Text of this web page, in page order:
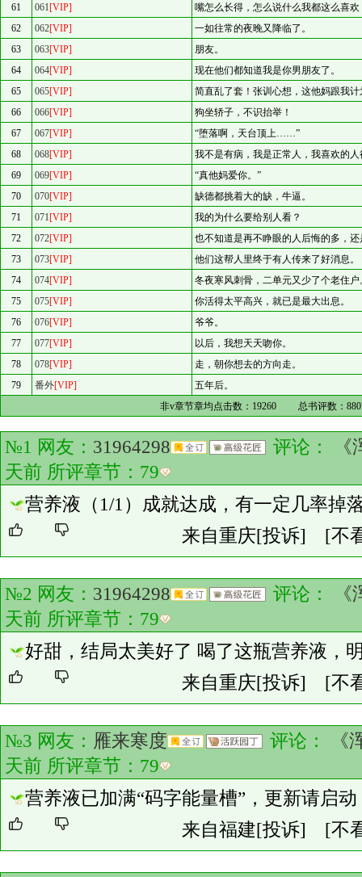
61 061[VIP]
嘴怎么长得，怎么说什么我都这么喜欢
62
062[VIP]
一如往常的夜晚又降临了。
63
063[VIP]
朋友。
64
064[VIP]
现在他们都知道我是你男朋友了。
65
065[VIP]
简直乱了套！张训心想，这他妈跟我
66
066[VIP]
狗坐轿子，不识抬举！
67
067[VIP]
“堕落啊，天台顶上……”
68
068[VIP]
我不是有病，我是正常人，我喜欢的
69
069[VIP]
“真他妈爱你。”
70
070[VIP]
缺德都挑着大的缺，牛逼。
71
071[VIP]
我的为什么要给别人看？
72
072[VIP]
也不知道是再不睁眼的人后悔的多，
73
073[VIP]
他们这帮人里终于有人传来了好消息。
74
074[VIP]
冬夜寒风刺骨，二单元又少了个老住户
75
075[VIP]
你活得太平高兴，就已是最大出息。
76
076[VIP]
爷爷。
77
077[VIP]
以后，我想天天吻你。
78
078[VIP]
走，朝你想去的方向走。
79
番外[VIP]
五年后。
非v章节章均点击数： 19260 总书评数：
№1 网友： 31964298 评论：
天前 所评章节： 79
营养液（1/1）成就达成，有一定几率掉
来自重庆[投诉] [不
№2 网友： 31964298 评论：
天前 所评章节： 79
好甜，结局太美好了 喝了这瓶营养液，
来自重庆[投诉] [不
№3 网友： 雁来寒度 评论：
《
天前 所评章节： 79
营养液已加满“码字能量槽”，更新请启动
来自福建[投诉] [不